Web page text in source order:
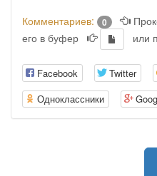
Комментариев: 0
его в буфер
или
Facebook Twitter
Одноклассники